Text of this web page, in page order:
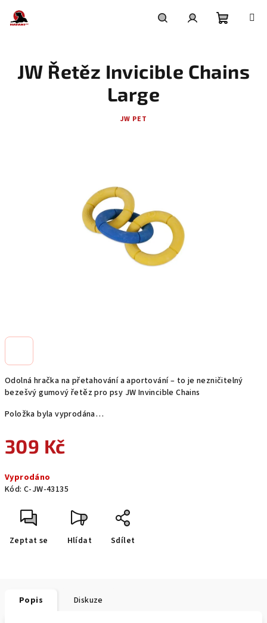
obsah
košík
Odolná hračka na přetahování a aportování – to je nezničitelný
bezešvý gumový řetěz pro psy JW Invincible Chains
Položka byla vyprodána…
309 Kč
cena:
Vyprodáno
Kód: C-JW-43135
Zeptat se Hlídat Sdílet
JW Řetěz Invicible Chains
Large
JW PET
Popis Diskuze